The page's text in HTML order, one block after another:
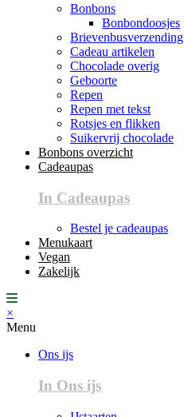
Bonbons
Bonbondoosjes
Brievenbusverzending
Cadeau artikelen
Chocolade overig
Geboorte
Repen
Repen met tekst
Rotsjes en flikken
Suikervrij chocolade
Bonbons overzicht
Cadeaupas
In Cadeaupas
Bestel je cadeaupas
Menukaart
Vegan
Zakelijk
×
Menu
Ons ijs
In Ons ijs